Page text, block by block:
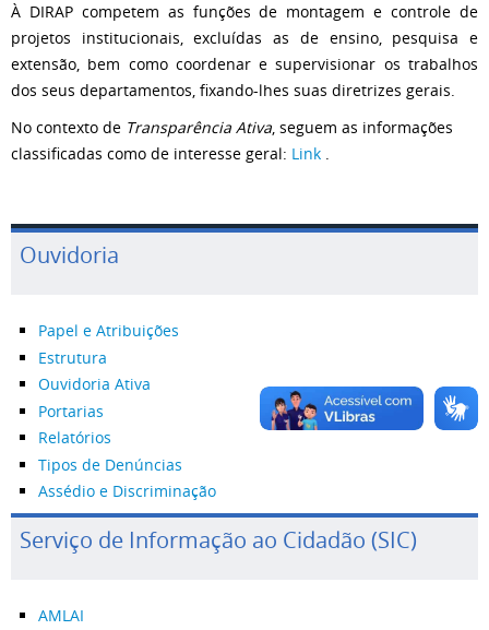
À DIRAP competem as funções de montagem e controle de
projetos institucionais, excluídas as de ensino, pesquisa e
extensão, bem como coordenar e supervisionar os trabalhos
dos seus departamentos, fixando-lhes suas diretrizes gerais.
No contexto de Transparência Ativa, seguem as informações
classificadas como de interesse geral: Link .
Ouvidoria
Papel e Atribuições
Estrutura
Ouvidoria Ativa
Portarias
Relatórios
Tipos de Denúncias
Assédio e Discriminação
Serviço de Informação ao Cidadão (SIC)
AMLAI